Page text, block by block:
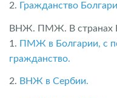
2. Гражданство
ВНЖ. ПМЖ. В странах
1. ПМЖ в Болгарии, с
гражданство.
2. ВНЖ в Сербии.